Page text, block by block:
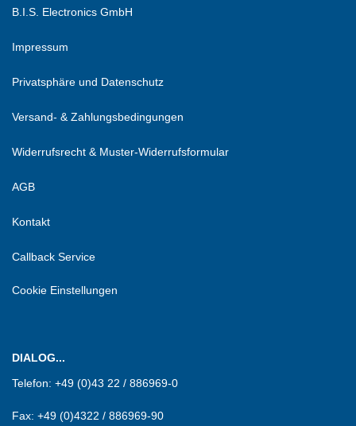
B.I.S. Electronics GmbH
Impressum
Privatsphäre und Datenschutz
Versand- & Zahlungsbedingungen
Widerrufsrecht & Muster-Widerrufsformular
AGB
Kontakt
Callback Service
Cookie Einstellungen
DIALOG...
Telefon: +49 (0)43 22 / 886969-0
Fax: +49 (0)4322 / 886969-90